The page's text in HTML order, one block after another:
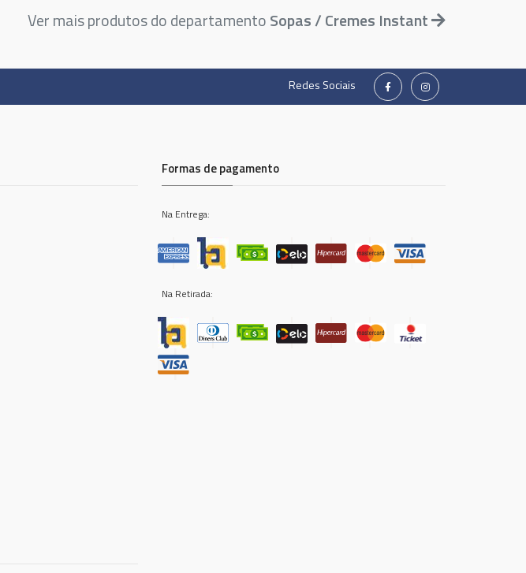
Ver mais produtos do departamentoSopas / Cremes Instant
Redes Sociais
Formas de pagamento
Na Entrega:
Na Retirada: